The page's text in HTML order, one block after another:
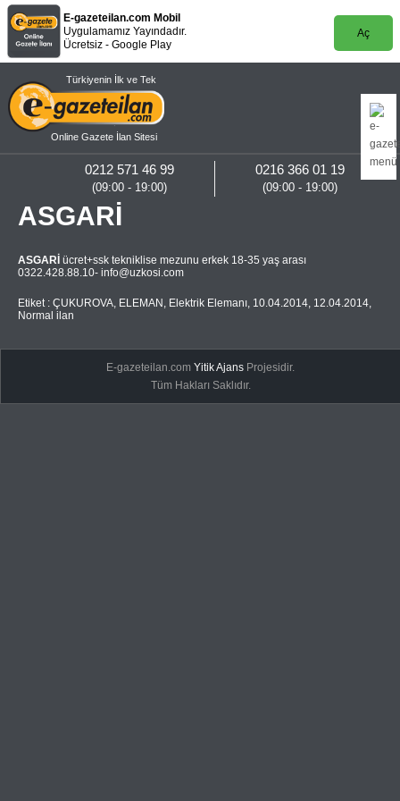
E-gazeteilan.com Mobil
Uygulamamız Yayındadır.
Ücretsiz - Google Play
Aç
Türkiyenin İlk ve Tek
Online Gazete İlan Sitesi
0216 366 01 19
(09:00 - 19:00)
0212 571 46 99
(09:00 - 19:00)
ASGARİ
ASGARİ ücret+ssk tekniklise mezunu erkek 18-35 yaş arası
0322.428.88.10- info@uzkosi.com
Etiket : ÇUKUROVA, ELEMAN , Elektrik Elemanı, 10.04.2014, 12.04.2014,
Normal ilan
E-gazeteilan.comYitik Ajans Projesidir.
Tüm Hakları Saklıdır.